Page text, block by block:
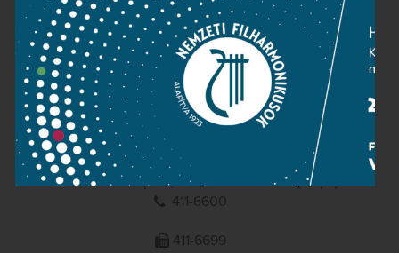
NEMZETI
FILHARMONIKUSOK
1095 Budapest, Komor Marcell u. 1. (Müpa)
411-6600
411-6699